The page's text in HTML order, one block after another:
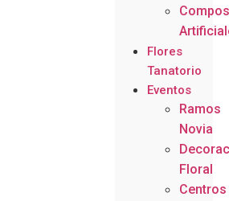
Flores
Tanatorio
Eventos
Ramos
Novia
Floral
Centros